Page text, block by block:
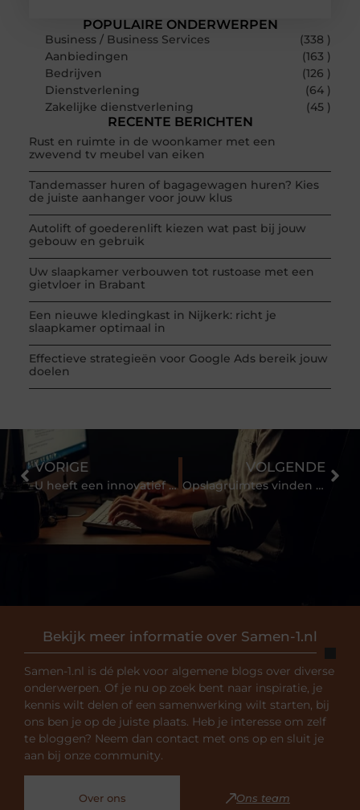
POPULAIRE ONDERWERPEN
Business / Business Services
(338 )
Aanbiedingen
(163 )
Bedrijven
(126 )
Dienstverlening
(64 )
Zakelijke dienstverlening
(45 )
RECENTE BERICHTEN
Rust en ruimte in de woonkamer met een
zwevend tv meubel van eiken
Tandemasser huren of bagagewagen huren? Kies
de juiste aanhanger voor jouw klus
Autolift of goederenlift kiezen wat past bij jouw
gebouw en gebruik
Uw slaapkamer verbouwen tot rustoase met een
gietvloer in Brabant
Een nieuwe kledingkast in Nijkerk: richt je
slaapkamer optimaal in
Effectieve strategieën voor Google Ads bereik jouw
doelen
Bekijk meer informatie over Samen-1.nl
Samen-1.nl is dé plek voor algemene blogs over diverse
onderwerpen. Of je nu op zoek bent naar inspiratie, je
kennis wilt delen of een samenwerking wilt starten, bij
ons ben je op de juiste plaats. Heb je interesse om zelf
te bloggen? Neem dan contact met ons op en sluit je
aan bij onze community.
Over ons Ons team
VORIGE
U heeft een innovatief idee?
VOLGENDE
Opslagruimtes vinden in de omgeving van de Bilt